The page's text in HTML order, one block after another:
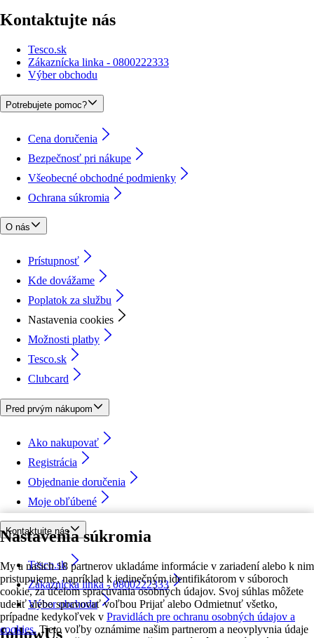
Nastavenia súkromia
My a našich 18 partnerov ukladáme informácie v zariadení alebo k nim
pristupujeme, napríklad k jedinečným identifikátorom v súboroch
cookie, za účelom spracúvania osobných údajov. Svoj súhlas môžete
udeliť alebo spravovať voľbou Prijať alebo Odmietnuť všetko,
prípadne kedykoľvek v Pravidlách pre ochranu osobných údajov a
cookies. Tieto voľby oznámime našim partnerom a neovplyvnia údaje
Kontaktujte nás
Tesco.sk
Zákaznícka linka - 0800222333
Výber obchodu
Potrebujete pomoc?
Cena doručenia
Bezpečnosť pri nákupe
Všeobecné obchodné podmienky
Ochrana súkromia
O nás
Prístupnosť
Kde dovážame
Poplatok za službu
Nastavenia cookies
Možnosti platby
Tesco.sk
Clubcard
Pred prvým nákupom
Ako nakupovať
Registrácia
Objednanie doručenia
Moje obľúbené
Kontaktujte nás
Tesco.sk
Zákaznícka linka - 0800222333
Výber obchodu
followUs